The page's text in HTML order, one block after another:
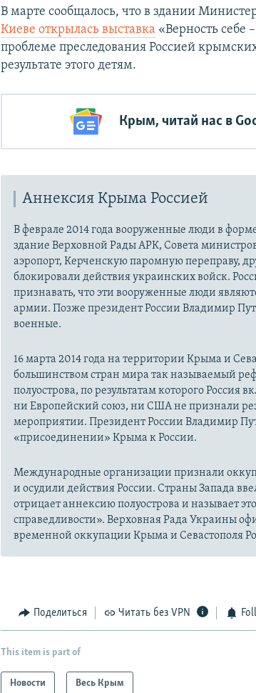
В марте сообщалось, что в здании
Киеве открылась выставка «Верность себе
проблеме преследования Россией
результате этого детям.
Крым, читай нас в
Аннексия Крыма Россией
В феврале 2014 года вооруженные люди в
здание Верховной Рады АРК, Совета
аэропорт, Керченскую паромную переправу,
блокировали действия украинских войск.
признавать, что эти вооруженные люди
армии. Позже президент России Владимир
военные.
16 марта 2014 года на территории Крыма и
большинством стран мира так называемый
полуострова, по результатам которого
ни Европейский союз, ни США не признали
мероприятии. Президент России Владимир
«присоединении» Крыма к России.
Международные организации признали
и осудили действия России. Страны Запада
отрицает аннексию полуострова и называет
справедливости». Верховная Рада Украины
временной оккупации Крыма и Севастополя
Поделиться Читать без VPN
This item is part of
Новости Весь Крым